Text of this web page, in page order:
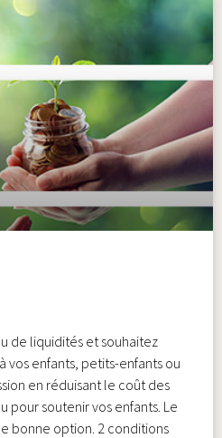
de liquidités et souhaitez
enfants, petits-enfants ou
en réduisant le coût des
pour soutenir vos enfants. Le
bonne option. 2 conditions